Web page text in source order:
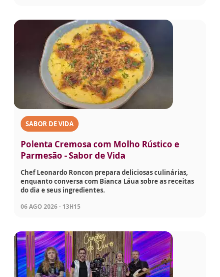
SABOR DE VIDA
Polenta Cremosa com Molho Rústico e
Parmesão - Sabor de Vida
Chef Leonardo Roncon prepara deliciosas culinárias,
enquanto conversa com Bianca Láua sobre as receitas
do dia e seus ingredientes.
06 AGO 2026 - 13H15